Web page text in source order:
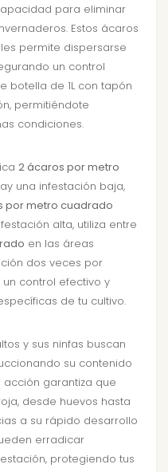
para eliminar
Estos ácaros
permite dispersarse
un control
botella de 1L con tapón
permitiéndote
condiciones.
2 ácaros por metro
una infestación baja,
por metro cuadrado
alta, utiliza entre
en las áreas
dos veces por
control efectivo y
de tu cultivo.
y sus ninfas buscan
su contenido
garantiza que
desde huevos hasta
a su rápido desarrollo
erradicar
protegiendo tus